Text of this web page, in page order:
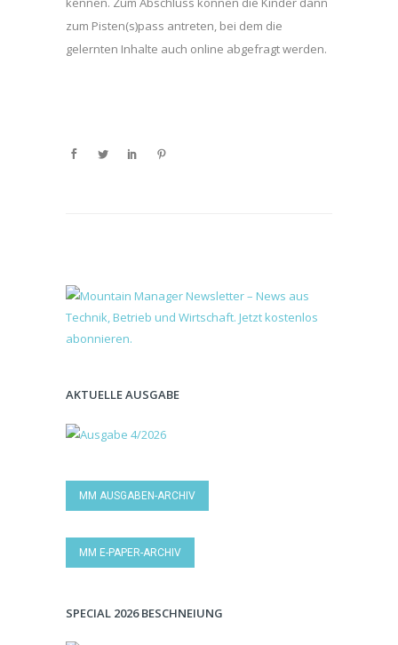
zum Pisten(s)pass antreten, bei dem die
gelernten Inhalte auch online abgefragt werden.
AKTUELLE AUSGABE
MM AUSGABEN-ARCHIV
MM E-PAPER-ARCHIV
SPECIAL 2026 BESCHNEIUNG